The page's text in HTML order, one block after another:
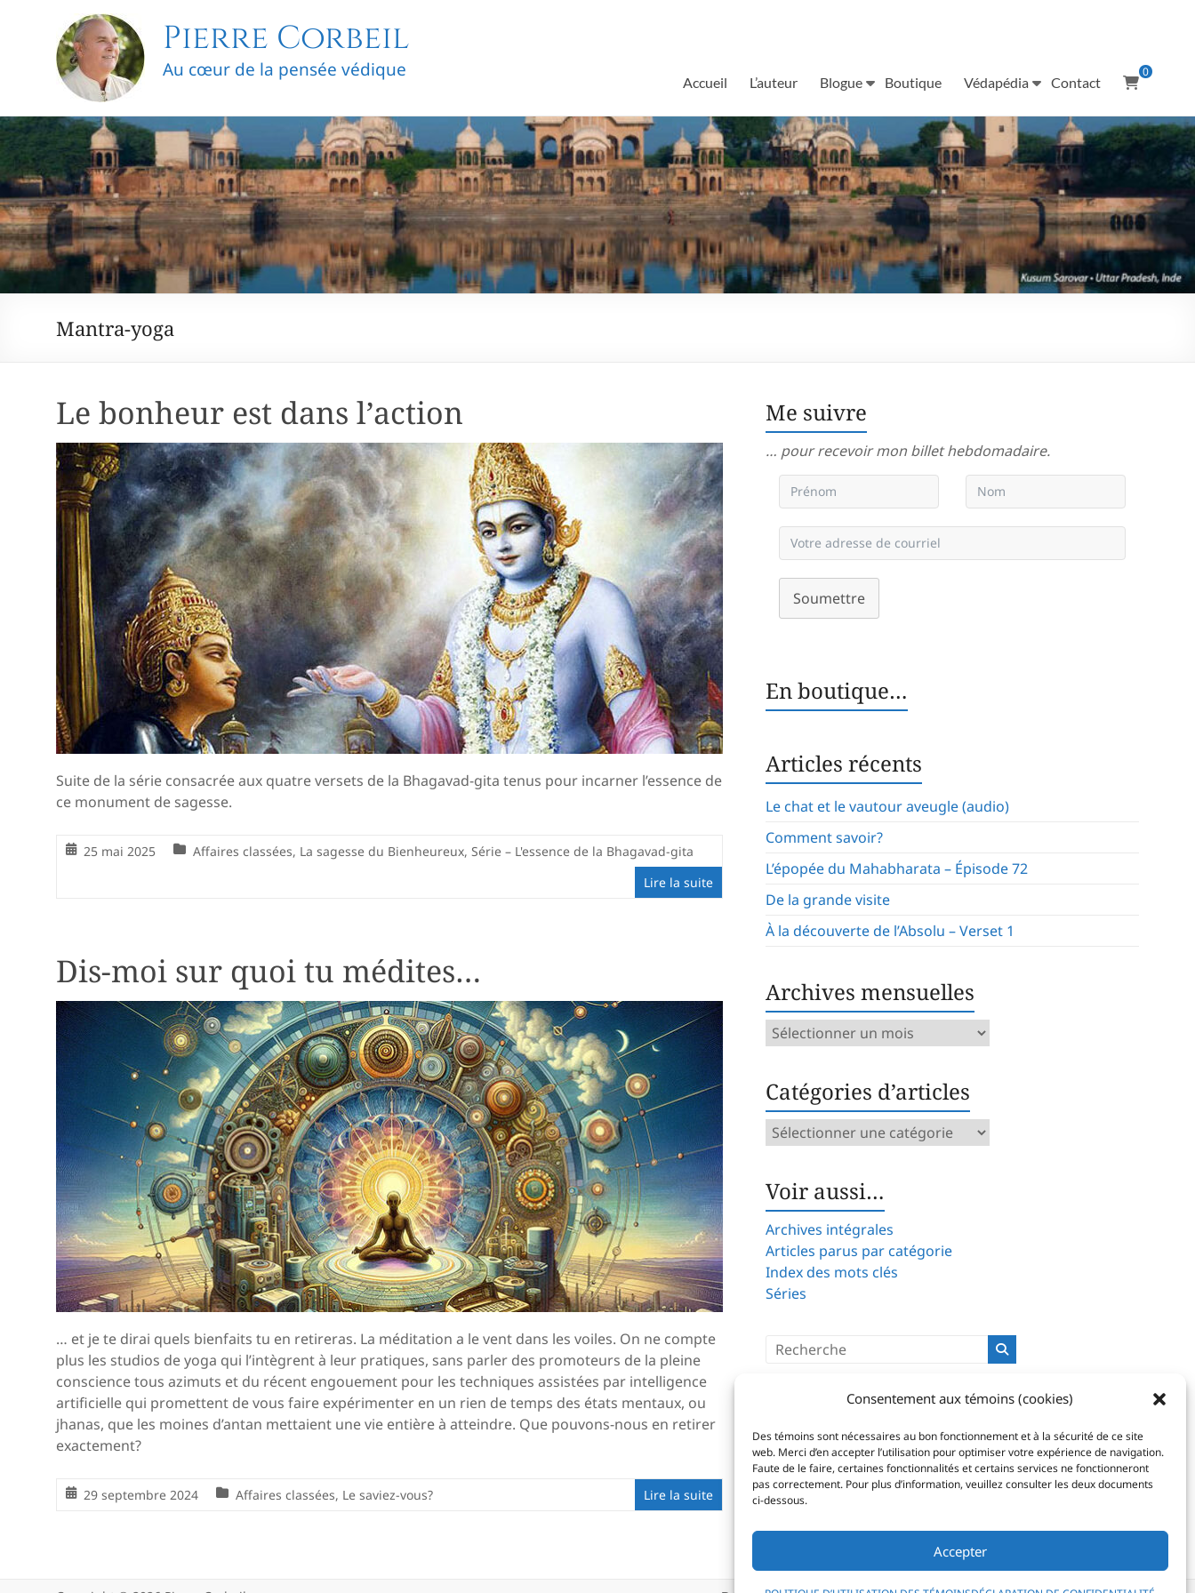
Consentement aux témoins (cookies)
Des témoins sont nécessaires au bon fonctionnement et à la sécurité de ce site
web. Merci d’en accepter l’utilisation pour optimiser votre expérience de navigation.
Faute de le faire, certaines fonctionnalités et certains services ne fonctionneront
pas correctement. Pour plus d’information, veuillez consulter les deux documents
ci-dessous.
Accepter
Pierre Corbeil
Au cœur de la pensée védique 0
Accueil L’auteur Blogue Boutique Védapédia Contact
Mantra-yoga
Le bonheur est dans l’action
Suite de la série consacrée aux quatre versets de la Bhagavad-gita tenus pour incarner l’essence de
ce monument de sagesse.
25 mai 2025 Affaires classées, La sagesse du Bienheureux, Série – L'essence de la Bhagavad-gita
Lire la suite
Dis-moi sur quoi tu médites…
… et je te dirai quels bienfaits tu en retireras. La méditation a le vent dans les voiles. On ne compte
plus les studios de yoga qui l’intègrent à leur pratiques, sans parler des promoteurs de la pleine
conscience tous azimuts et du récent engouement pour les techniques assistées par intelligence
artificielle qui promettent de vous faire expérimenter en un rien de temps des états mentaux, ou
jhanas, que les moines d’antan mettaient une vie entière à atteindre. Que pouvons-nous en retirer
exactement?
29 septembre 2024 Affaires classées, Le saviez-vous? Lire la suite
Me suivre
… pour recevoir mon billet hebdomadaire.
Soumettre
En boutique…
Articles récents
Le chat et le vautour aveugle (audio)
Comment savoir?
L’épopée du Mahabharata – Épisode 72
De la grande visite
À la découverte de l’Absolu – Verset 1
Archives mensuelles
Archives
Catégories d’articles
Catégories
Voir aussi…
Archives intégrales
Articles parus par catégorie
Index des mots clés
Séries